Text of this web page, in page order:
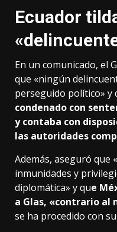
Ecuador
En un comunicado, el
que «ningún
perseguido político» y
condenado con
y contaba con
las autoridades
Además, aseguró que
inmunidades y
diplomática» y que
a Glas, «contrario al
se ha procedido con